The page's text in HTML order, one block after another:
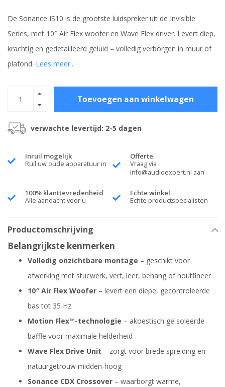
De Sonance IS10 is de grootste luidspreker uit de Invisible
Series, met 10″ Air Flex woofer en Wave Flex driver. Levert diep,
krachtig en gedetailleerd geluid – volledig verborgen in muur of
plafond. Lees meer..
Toevoegen aan winkelwagen
verwachte levertijd: 2-5 dagen
Inruil mogelijk
Ruil uw oude apparatuur in
Offerte
Vraag via
info@audioexpert.nl aan
100% klanttevredenheid
Alle aandacht voor u
Echte winkel
Echte productspecialisten
Productomschrijving
Belangrijkste kenmerken
Volledig onzichtbare montage – geschikt voor
afwerking met stucwerk, verf, leer, behang of houtfineer
10″ Air Flex Woofer – levert een diepe, gecontroleerde
bas tot 35 Hz
Motion Flex™-technologie – akoestisch geïsoleerde
baffle voor maximale helderheid
Wave Flex Drive Unit – zorgt voor brede spreiding en
natuurgetrouw midden-hoog
Sonance CDX Crossover – waarborgt warme,